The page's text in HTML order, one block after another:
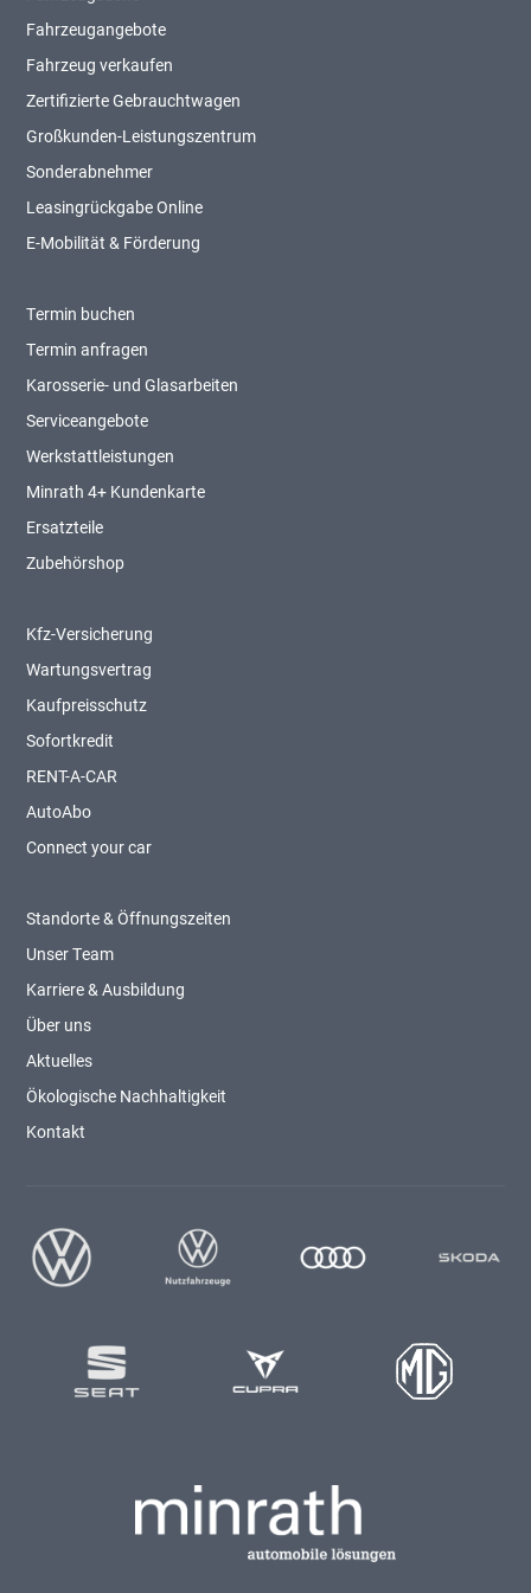
Fahrzeugangebote
Fahrzeug verkaufen
Zertifizierte Gebrauchtwagen
Großkunden-Leistungszentrum
Sonderabnehmer
Leasingrückgabe Online
E-Mobilität & Förderung
Termin buchen
Termin anfragen
Karosserie- und Glasarbeiten
Serviceangebote
Werkstattleistungen
Minrath 4+ Kundenkarte
Ersatzteile
Zubehörshop
Kfz-Versicherung
Wartungsvertrag
Kaufpreisschutz
Sofortkredit
RENT-A-CAR
AutoAbo
Connect your car
Standorte & Öffnungszeiten
Unser Team
Karriere & Ausbildung
Über uns
Aktuelles
Ökologische Nachhaltigkeit
Kontakt